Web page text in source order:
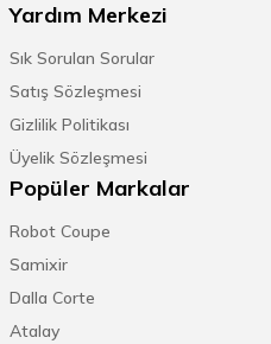
Yardım Merkezi
Sık Sorulan Sorular
Satış Sözleşmesi
Gizlilik Politikası
Üyelik Sözleşmesi
Popüler Markalar
Robot Coupe
Samixir
Dalla Corte
Atalay